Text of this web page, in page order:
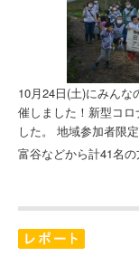
10月24日(土)にみん
催しました！新型コ
した。 地域参加者限
富谷などから計41名